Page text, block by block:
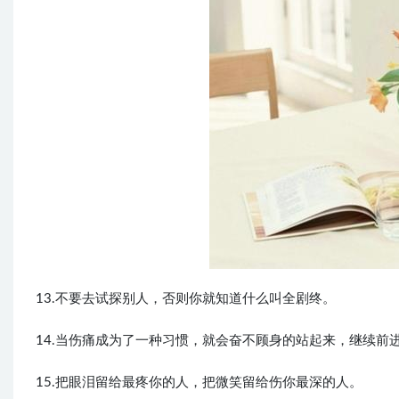
13.不要去试探别人，否则你就知道什么叫全剧终。
14.当伤痛成为了一种习惯，就会奋不顾身的站起来，继续前
15.把眼泪留给最疼你的人，把微笑留给伤你最深的人。